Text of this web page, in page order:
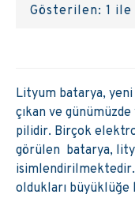
Gösterilen: 1 ile
Lityum batarya,
çıkan ve
pilidir. Birçok
görülen batarya,
isimlendirilmektedir.
oldukları büyüklüğe